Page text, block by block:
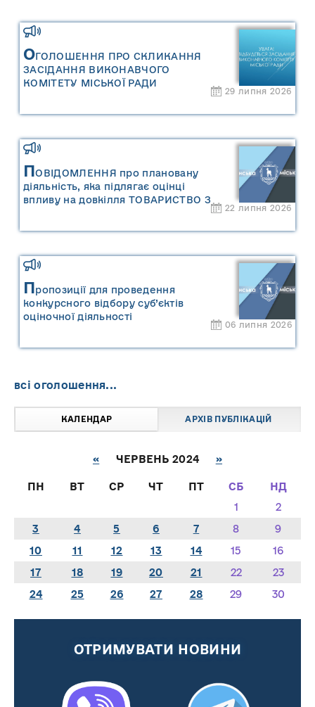
ОГОЛОШЕННЯ ПРО СКЛИКАННЯ
ЗАСІДАННЯ ВИКОНАВЧОГО
КОМІТЕТУ МІСЬКОЇ РАДИ
29 липня 2026
ПОВІДОМЛЕННЯ про плановану
діяльність, яка підлягає оцінці
впливу на довкілля ТОВАРИСТВО З
22 липня 2026
Пропозиції для проведення
конкурсного відбору суб’єктів
оціночної діяльності
06 липня 2026
всі оголошення...
КАЛЕНДАР АРХІВ ПУБЛІКАЦІЙ
« ЧЕРВЕНЬ 2024 »
ПН ВТ СР ЧТ ПТ СБ
НД
1
2
3
4 5 6 7 8
9
10
11 12 13 14 15
16
17
18 19 20 21 22
23
24
25 26 27 28 29 30
ОТРИМУВАТИ НОВИНИ